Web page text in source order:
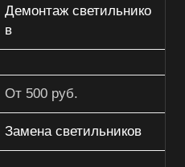
Демонтаж светильнико
в
От 500 руб.
Замена светильников